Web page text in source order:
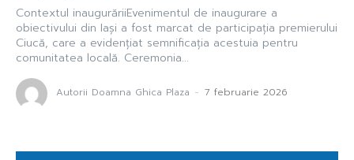
Contextul inaugurăriiEvenimentul de inaugurare a
obiectivului din Iași a fost marcat de participația premierului
Ciucă, care a evidențiat semnificația acestuia pentru
comunitatea locală. Ceremonia...
Autorii Doamna Ghica Plaza - 7 februarie 2026